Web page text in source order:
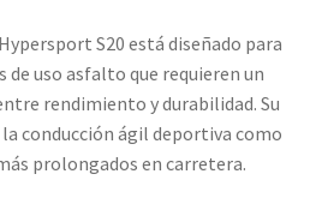
S20 está diseñado para
uso asfalto que requieren un
rendimiento y durabilidad. Su
conducción ágil deportiva como
prolongados en carretera.